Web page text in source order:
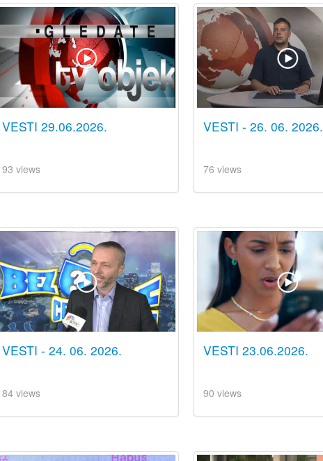
VESTI 29.06.2026.
93 views
VESTI - 26. 06. 2026.
76 views
VESTI - 24. 06. 2026.
84 views
VESTI 23.06.2026.
90 views